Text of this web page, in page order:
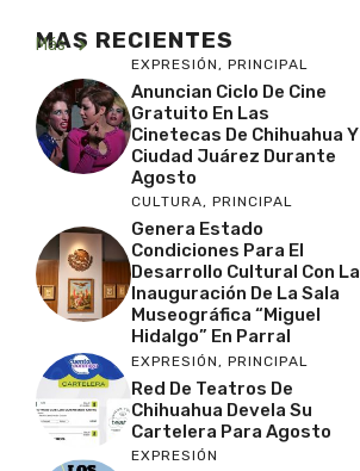
MAS RECIENTES
Más
EXPRESIÓN, PRINCIPAL
Anuncian Ciclo De Cine
Gratuito En Las
Cinetecas De Chihuahua Y
Ciudad Juárez Durante
Agosto
CULTURA, PRINCIPAL
Genera Estado
Condiciones Para El
Desarrollo Cultural Con La
Inauguración De La Sala
Museográfica “Miguel
Hidalgo” En Parral
EXPRESIÓN, PRINCIPAL
Red De Teatros De
Chihuahua Devela Su
Cartelera Para Agosto
EXPRESIÓN